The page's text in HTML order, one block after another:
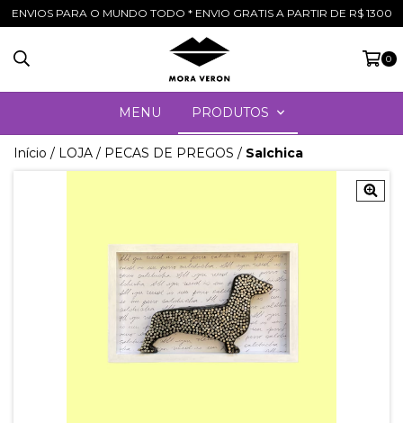
ENVIOS PARA O MUNDO TODO * ENVIO GRATIS A PARTIR DE R$ 1300
0
MENU PRODUTOS
Início / LOJA / PECAS DE PREGOS / Salchica